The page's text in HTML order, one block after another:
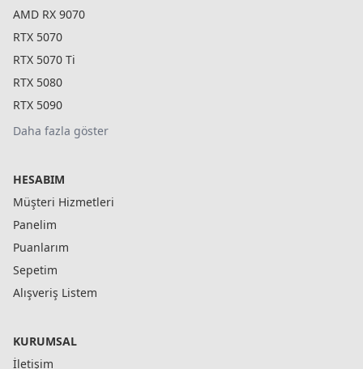
AMD RX 9070
RTX 5070
RTX 5070 Ti
RTX 5080
RTX 5090
Daha fazla göster
HESABIM
Müşteri Hizmetleri
Panelim
Puanlarım
Sepetim
Alışveriş Listem
KURUMSAL
İletişim